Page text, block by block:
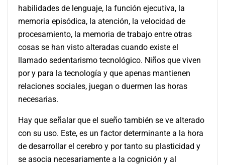
habilidades de lenguaje, la función ejecutiva, la
memoria episódica, la atención, la velocidad de
procesamiento, la memoria de trabajo entre otras
cosas se han visto alteradas cuando existe el
llamado sedentarismo tecnológico. Niños que viven
por y para la tecnología y que apenas mantienen
relaciones sociales, juegan o duermen las horas
necesarias.
Hay que señalar que el sueño también se ve alterado
con su uso. Este, es un factor determinante a la hora
de desarrollar el cerebro y por tanto su plasticidad y
se asocia necesariamente a la cognición y al